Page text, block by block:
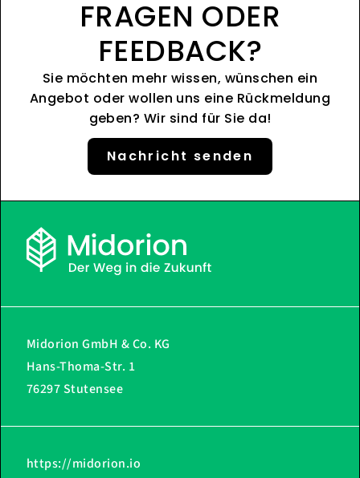
FRAGEN ODER
FEEDBACK?
Sie möchten mehr wissen, wünschen ein
Angebot oder wollen uns eine Rückmeldung
geben? Wir sind für Sie da!
Nachricht senden
Midorion GmbH & Co. KG
Hans-Thoma-Str. 1
76297 Stutensee
https://midorion.io